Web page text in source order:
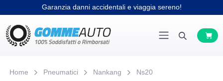
Garanzia danni accidentali e viaggia sereno!
Home Pneumatici Nankang Ns20